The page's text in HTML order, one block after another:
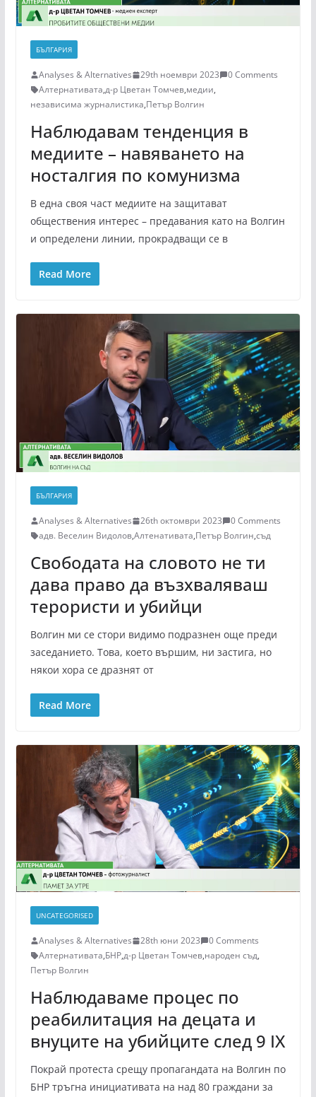
БЪЛГАРИЯ
Analyses & Alternatives 29th ноември 2023
0 Comments
Алтернативата,д-р Цветан Томчев,медии,
независима журналистика,Петър Волгин
Наблюдавам тенденция в
медиите – навяването на
носталгия по комунизма
В една своя част медиите на защитават
обществения интерес – предавания като на Волгин
и определени линии, прокрадващи се в
Read More
БЪЛГАРИЯ
Analyses & Alternatives 26th октомври 2023
0 Comments
адв. Веселин Видолов,Алтенативата,Петър Волгин,съд
Свободата на словото не ти
дава право да възхваляваш
терористи и убийци
Волгин ми се стори видимо подразнен още преди
заседанието. Това, което вършим, ни застига, но
някои хора се дразнят от
Read More
UNCATEGORISED
Analyses & Alternatives 28th юни 2023
0 Comments
Алтернативата,БНР,д-р Цветан Томчев,народен съд,
Петър Волгин
Наблюдаваме процес по
реабилитация на децата и
внуците на убийците след 9 IX
Покрай протеста срещу пропагандата на Волгин по
БНР тръгна инициативата на над 80 граждани за